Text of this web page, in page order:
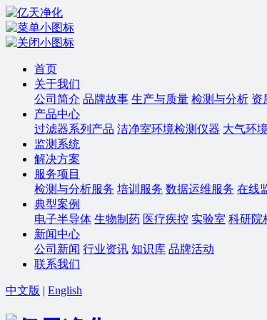
首页
关于我们
公司简介 品牌故事 生产与质量 检测与分析 资
产品中心
过滤器系列产品 洁净室环境检测仪器 大气环
监测系统
解决方案
服务项目
检测与分析服务 培训服务 数据运维服务 在线
典型案例
电子半导体 生物制药 医疗疾控 实验室 科研院
新闻中心
公司新闻 行业资讯 知识库 品牌活动
联系我们
中文版 | English